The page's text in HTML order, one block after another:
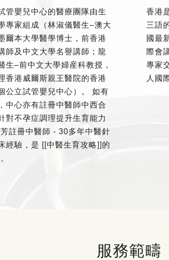
管嬰兒中心的醫療團隊由生
專家組成（林淑儀醫生–澳大
爾本大學醫學博士，前香港
師及中文大學名譽講師；龍
生–前中文大學婦産科教授，
香港威爾斯親王醫院的香港
公立試管嬰兒中心）。 如有
中心亦有註冊中醫師中西合
對不孕症調理提升生育能力
註冊中醫師 - 30多年中醫針
經驗，是 [[中醫生育攻略]]的
香港
三語
國最
際會
專家
人國
服務範疇